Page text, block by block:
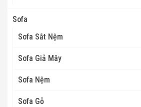
Sofa
Sofa Sắt Nệm
Sofa Giả Mây
Sofa Nệm
Sofa Gỗ